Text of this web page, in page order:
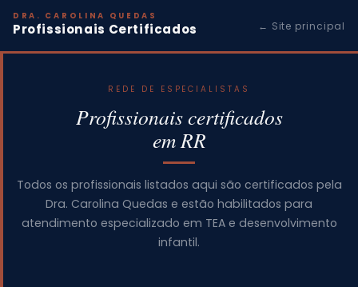
DRA. CAROLINA QUEDAS
Profissionais Certificados ← Site principal
REDE DE ESPECIALISTAS
Profissionais certificados
em RR
Todos os profissionais listados aqui são certificados pela
Dra. Carolina Quedas e estão habilitados para
atendimento especializado em TEA e desenvolvimento
infantil.